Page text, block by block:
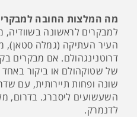
מה המלצות החובה
למבקרים לראשונה
העיר העתיקה (גמלה סטאן),
דרוטנינגהולם. אם מבקרים
של שטוקהולם או ביקור באחד
שונה ופחות תיירותית, עם
השעשועים ליסברג. בדרום,
לדנמרק.